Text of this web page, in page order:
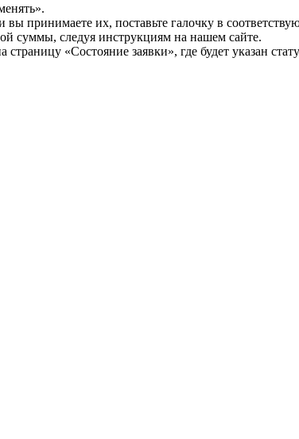
вы принимаете их, поставьте галочку в
суммы, следуя инструкциям на нашем сайте.
«Состояние заявки», где будет указан